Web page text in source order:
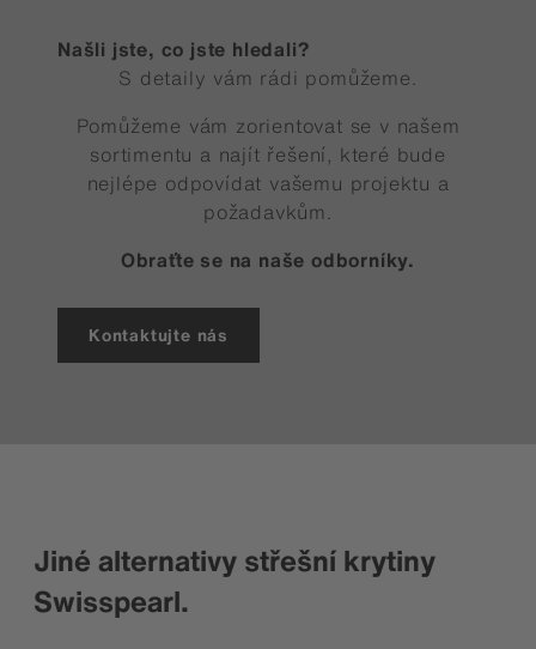
Našli jste, co jste hledali?
S detaily vám rádi pomůžeme.
Pomůžeme vám zorientovat se v našem
sortimentu a najít řešení, které bude
nejlépe odpovídat vašemu projektu a
požadavkům.
Obraťte se na naše odborníky.
Kontaktujte nás
Jiné alternativy střešní krytiny
Swisspearl.